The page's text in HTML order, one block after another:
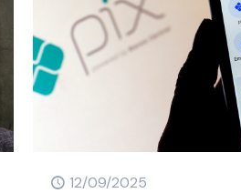
12/09/2025